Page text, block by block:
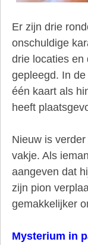
Er zijn drie
onschuldige
drie locaties en
gepleegd. In
één kaart als
heeft
Nieuw is
vakje. Als
aangeven dat
zijn pion
gemakkelijker
Mysterium in